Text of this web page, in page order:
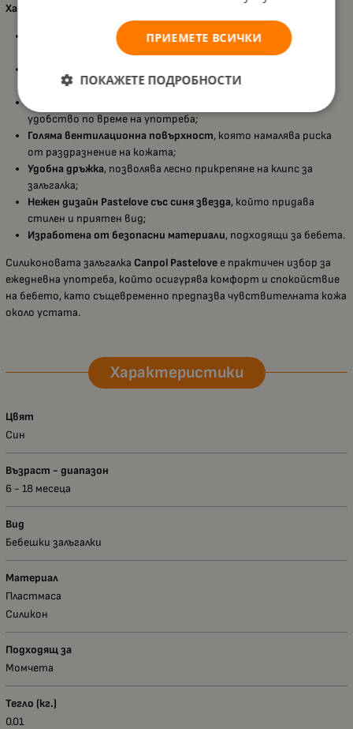
Характеристики:
бебета от 6 до 18 месеца, съобразена с
нуждите на растящото дете;
сученето и осигурява комфорт;
удобство по време на употреба;
Голяма вентилационна повърхност, която намалява риска
от раздразнение на кожата;
Удобна дръжка, позволява лесно прикрепяне на клипс за
залъгалка;
Нежен дизайн Pastelove със синя звезда, който придава
стилен и приятен вид;
Изработена от безопасни материали, подходящи за бебета.
Силиконовата залъгалка Canpol Pastelove е практичен избор за
ежедневна употреба, който осигурява комфорт и спокойствие
на бебето, като същевременно предпазва чувствителната кожа
около устата.
Характеристики
Цвят
Син
Възраст - диапазон
6 - 18 месеца
Вид
Бебешки залъгалки
Материал
Пластмаса
Силикон
Подходящ за
Момчета
Тегло (кг.)
0.01
ПРИЕМЕТЕ ВСИЧКИ
ПОКАЖЕТЕ ПОДРОБНОСТИ